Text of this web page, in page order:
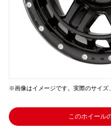
※画像はイメージです。実際のサイズ
このホイール